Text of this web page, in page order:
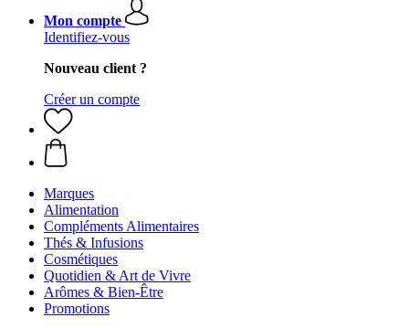
Mon compte
Identifiez-vous
Nouveau client ?
Créer un compte
Marques
Alimentation
Compléments Alimentaires
Thés & Infusions
Cosmétiques
Quotidien & Art de Vivre
Arômes & Bien-Être
Promotions